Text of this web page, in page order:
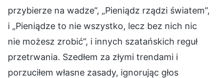
przybierze na wadze”, „Pieniądz rządzi światem”,
i „Pieniądze to nie wszystko, lecz bez nich nic
nie możesz zrobić”, i innych szatańskich reguł
przetrwania. Szedłem za złymi trendami i
porzuciłem własne zasady, ignorując głos